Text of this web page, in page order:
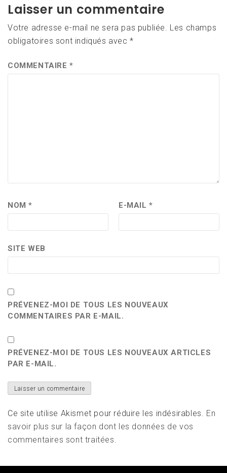
Laisser un commentaire
Votre adresse e-mail ne sera pas publiée.
Les champs
obligatoires sont indiqués avec*
COMMENTAIRE*
NOM* E-MAIL*
SITE WEB
PRÉVENEZ-MOI DE TOUS LES NOUVEAUX
COMMENTAIRES PAR E-MAIL.
PRÉVENEZ-MOI DE TOUS LES NOUVEAUX ARTICLES
PAR E-MAIL.
Ce site utilise Akismet pour réduire les indésirables. En
savoir plus sur la façon dont les données de vos
commentaires sont traitées